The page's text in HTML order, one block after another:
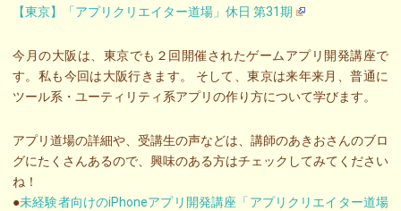
【東京】「アプリクリエイター道場」休日 第31期
今月の大阪は、東京でも２回開催されたゲームアプリ開発講座で
す。私も今回は大阪行きます。 そして、東京は来年来月、普通に
ツール系・ユーティリティ系アプリの作り方について学びます。
アプリ道場の詳細や、受講生の声などは、講師のあきおさんのブロ
グにたくさんあるので、興味のある方はチェックしてみてください
ね！
●未経験者向けのiPhoneアプリ開発講座「アプリクリエイター道場